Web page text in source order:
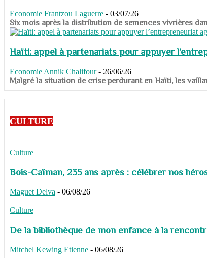
Economie Frantzou Laguerre - 03/07/26
​​​​​​​Six mois après la distribution de semences vivrières
Haïti: appel à partenariats pour appuyer
Economie Annik Chalifour - 26/06/26
​​​​​​​Malgré la situation de crise perdurant en Haïti, les
CULTURE
Culture
Bois-Caïman, 235 ans après : célébrer nos
Maguet Delva - 06/08/26
Culture
De la bibliothèque de mon enfance à la
Mitchel Kewing Etienne - 06/08/26